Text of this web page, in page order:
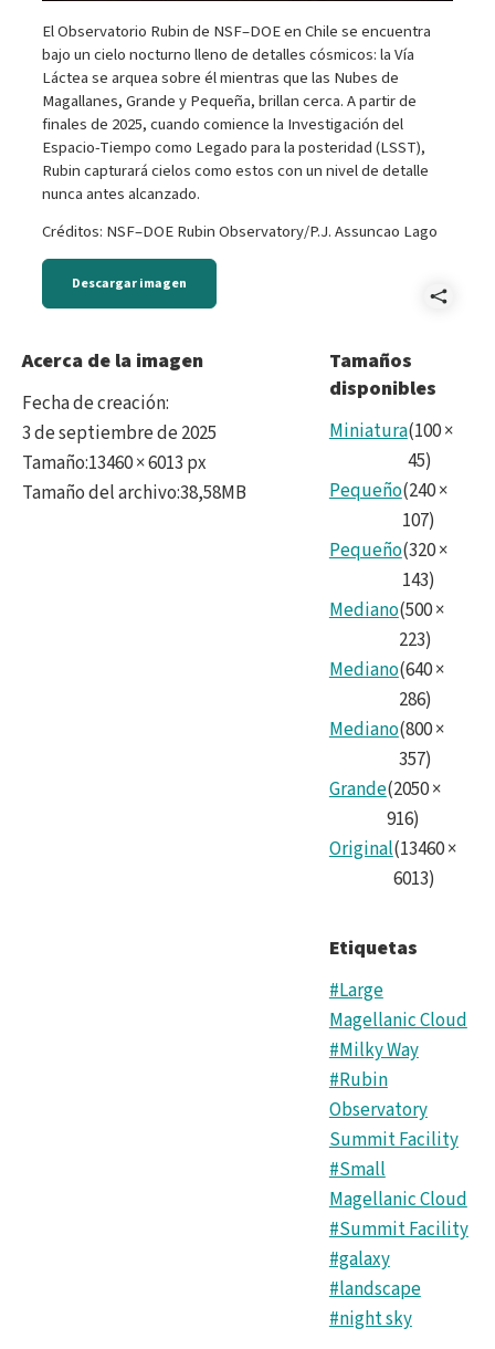
El Observatorio Rubin de NSF–DOE en Chile se encuentra
bajo un cielo nocturno lleno de detalles cósmicos: la Vía
Láctea se arquea sobre él mientras que las Nubes de
Magallanes, Grande y Pequeña, brillan cerca. A partir de
finales de 2025, cuando comience la Investigación del
Espacio-Tiempo como Legado para la posteridad (LSST),
Rubin capturará cielos como estos con un nivel de detalle
nunca antes alcanzado.
Créditos: NSF–DOE Rubin Observatory/P.J. Assuncao Lago
Descargar imagen
Acerca de la imagen
Fecha de creación:
3 de septiembre de 2025
Tamaño:13460 × 6013 px
Tamaño del archivo:38,58MB
Tamaños
disponibles
Miniatura(100×
45)
Pequeño(240×
107)
Pequeño(320×
143)
Mediano(500×
223)
Mediano(640×
286)
Mediano(800×
357)
Grande(2050×
916)
Original(13460×
6013)
Etiquetas
#Large
Magellanic Cloud
#Milky Way
#Rubin
Observatory
Summit Facility
#Small
Magellanic Cloud
#Summit Facility
#galaxy
#landscape
#night sky